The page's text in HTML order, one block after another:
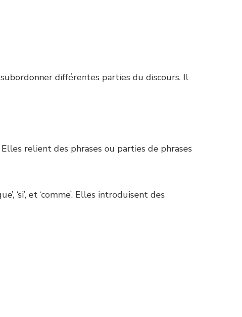
différentes parties du discours. Il
Elles relient des phrases ou parties de phrases
‘si’, et ‘comme’. Elles introduisent des